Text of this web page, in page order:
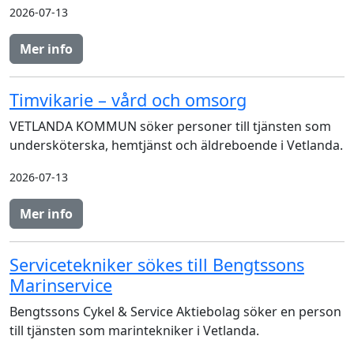
2026-07-13
Mer info
Timvikarie – vård och omsorg
VETLANDA KOMMUN söker personer till tjänsten som
undersköterska, hemtjänst och äldreboende i Vetlanda.
2026-07-13
Mer info
Servicetekniker sökes till Bengtssons
Marinservice
Bengtssons Cykel & Service Aktiebolag söker en person
till tjänsten som marintekniker i Vetlanda.